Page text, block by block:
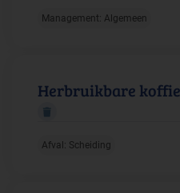
Management: Algemeen
Herbruikbare
Afval: Scheiding